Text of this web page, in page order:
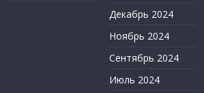
Декабрь 2024
Ноябрь 2024
Сентябрь 2024
Июль 2024